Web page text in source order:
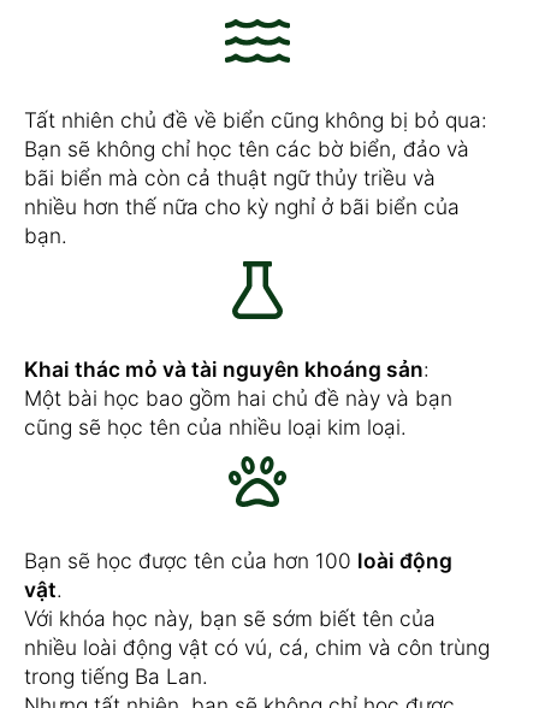
Tất nhiên chủ đề về biển cũng không bị bỏ qua:
Bạn sẽ không chỉ học tên các bờ biển, đảo và
bãi biển mà còn cả thuật ngữ thủy triều và
nhiều hơn thế nữa cho kỳ nghỉ ở bãi biển của
bạn.
Khai thác mỏ và tài nguyên khoáng sản:
Một bài học bao gồm hai chủ đề này và bạn
cũng sẽ học tên của nhiều loại kim loại.
Bạn sẽ học được tên của hơn 100 loài động
vật.
Với khóa học này, bạn sẽ sớm biết tên của
nhiều loài động vật có vú, cá, chim và côn trùng
trong tiếng Ba Lan.